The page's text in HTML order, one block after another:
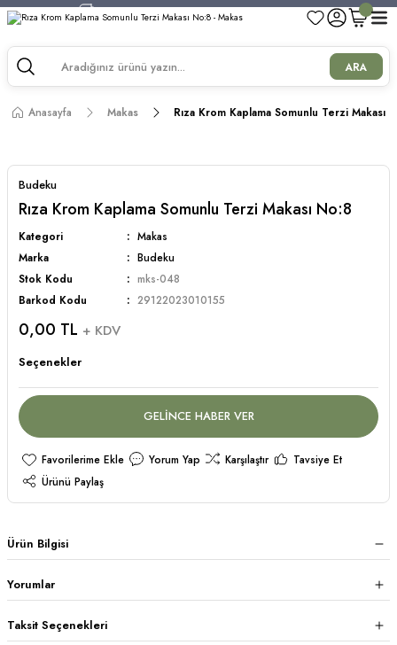
750 TL ve Üzeri Alışverişlerde Kargo Bedava!
750 TL ve Üzeri Alışverişlerde Kargo Bedava!
ARA
Anasayfa Makas Rıza Krom Kaplama Somunlu Terzi Makası
Budeku
Rıza Krom Kaplama Somunlu Terzi Makası No:8
Kategori
Makas
Marka
Budeku
Stok Kodu
mks-048
Barkod Kodu
29122023010155
0,00 TL + KDV
Seçenekler
GELİNCE HABER VER
Yorum Yap Karşılaştır
Tavsiye Et
Ürünü Paylaş
Ürün Bilgisi
Yorumlar
Taksit Seçenekleri